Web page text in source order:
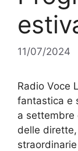
11/07/2024
Radio Voce
fantastica e
a settembre
delle